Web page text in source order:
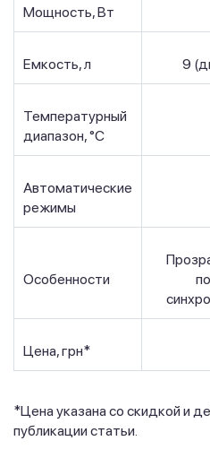
Мощность, Вт
Емкость, л 9
Температурный
диапазон, °C
Автоматические
режимы
Особенности
Цена, грн*
*Цена указана со скидкой и
публикации статьи.